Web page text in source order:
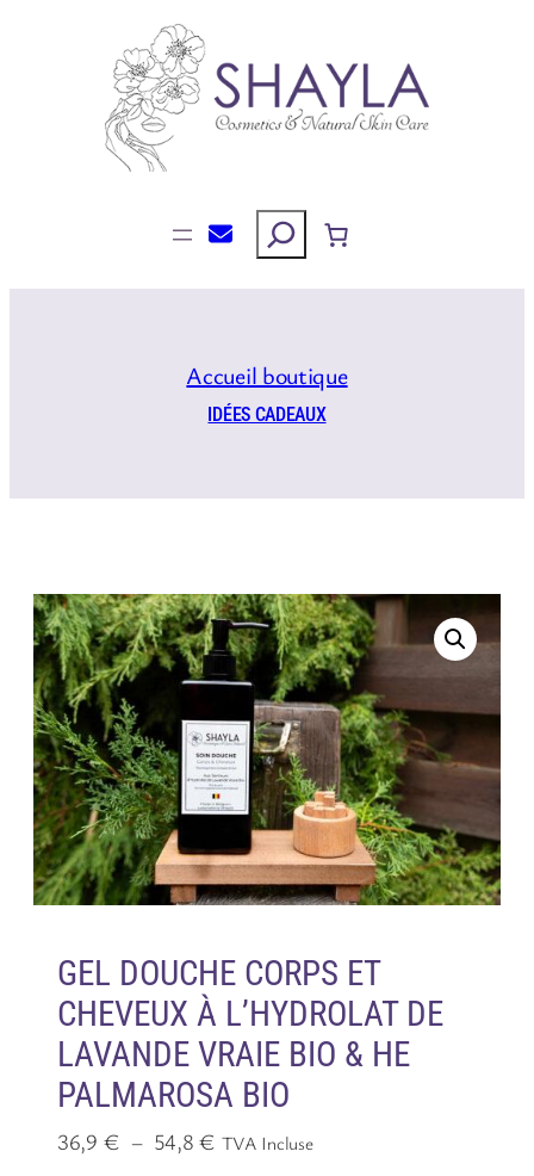
Rechercher
Accueil boutique
IDÉES CADEAUX
GEL DOUCHE CORPS ET
CHEVEUX À L’HYDROLAT DE
LAVANDE VRAIE BIO & HE
PALMAROSA BIO
36,9 € – 54,8€ P
TVA Incluse